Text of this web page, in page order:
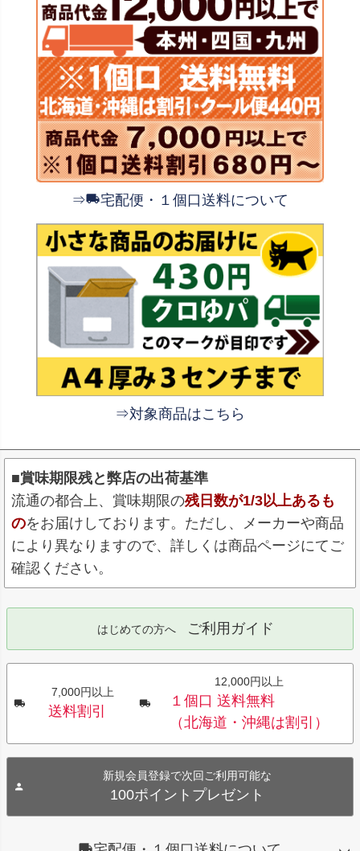
⇒ 宅配便・１個口送料について
⇒対象商品はこちら
■賞味期限残と弊店の出荷基準
流通の都合上、賞味期限の残日数が1/3以上あるも
のをお届けしております。ただし、メーカーや商品
により異なりますので、詳しくは商品ページにてご
確認ください。
はじめての方へ ご利用ガイド
7,000円以上
送料割引
12,000円以上
１個口 送料無料
（北海道・沖縄は割引）
新規会員登録で次回ご利用可能な
100ポイントプレゼント